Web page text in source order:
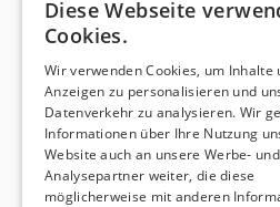
at eh
at
Diese Webseite
Cookies.
Wir verwenden Cookies, um Inhalte
Anzeigen zu personalisieren und
Datenverkehr zu analysieren. Wir
Informationen über Ihre Nutzung
Website auch an unsere Werbe- und
Analysepartner weiter, die diese
möglicherweise mit anderen